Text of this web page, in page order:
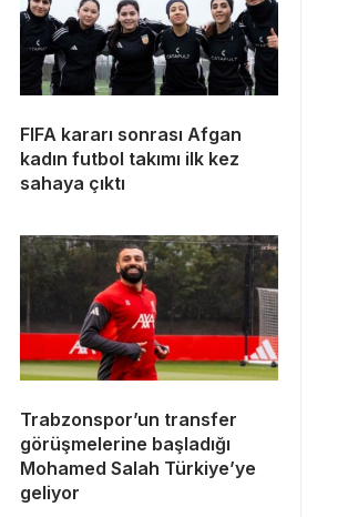
FIFA kararı sonrası Afgan
kadın futbol takımı ilk kez
sahaya çıktı
Trabzonspor’un transfer
görüşmelerine başladığı
Mohamed Salah Türkiye’ye
geliyor